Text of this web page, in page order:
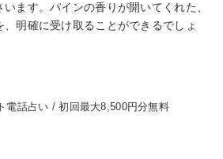
ます。パインの香りが開いてくれた、
明確に受け取ることができるでしょ
電話占い / 初回最大8,500円分無料